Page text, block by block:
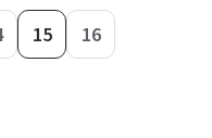
15 16